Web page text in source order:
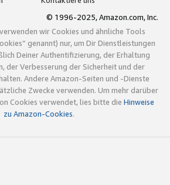
© 1996-2025, Amazon.com, Inc.
wir Cookies und ähnliche Tools
genannt) nur, um Dir Dienstleistungen
Deiner Authentifizierung, der Erhaltung
der Verbesserung der Sicherheit und der
Andere Amazon-Seiten und -Dienste
Zwecke verwenden. Um mehr darüber
Cookies verwendet, lies bitte die Hinweise
zu Amazon-Cookies.